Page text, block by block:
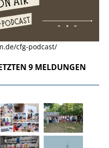
cfg-podcast/
9 MELDUNGEN